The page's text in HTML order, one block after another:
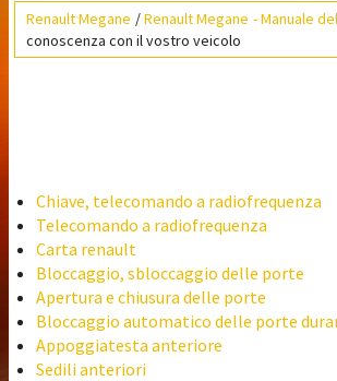
Renault Megane /Renault Megane - Manuale
conoscenza con il vostro veicolo
Chiave, telecomando a radiofrequenza
Telecomando a radiofrequenza
Carta renault
Bloccaggio, sbloccaggio delle porte
Apertura e chiusura delle porte
Bloccaggio automatico delle porte
Appoggiatesta anteriore
Sedili anteriori